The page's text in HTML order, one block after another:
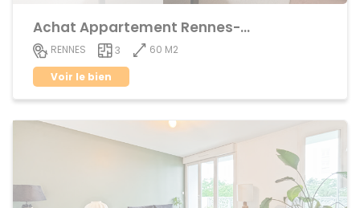
Achat Appartement Rennes-Cleunay
RENNES 3
60 M2
Voir le bien